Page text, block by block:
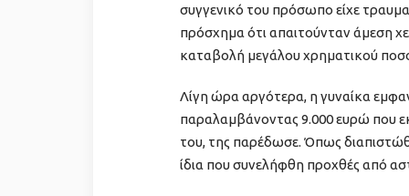
συγγενικό του πρόσωπο είχε
πρόσχημα ότι απαιτούνταν άμεση
καταβολή μεγάλου χρηματικού
Λίγη ώρα αργότερα, η γυναίκα
παραλαμβάνοντας 9.000 ευρώ που
του, της παρέδωσε. Όπως
ίδια που συνελήφθη προχθές από